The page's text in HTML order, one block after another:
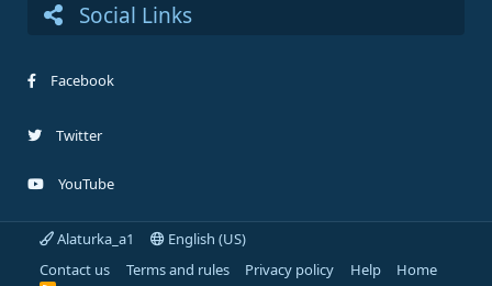
Social Links
Facebook
Twitter
YouTube
Alaturka_a1
English (US)
Contact us
Terms and rules Privacy policy Help Home